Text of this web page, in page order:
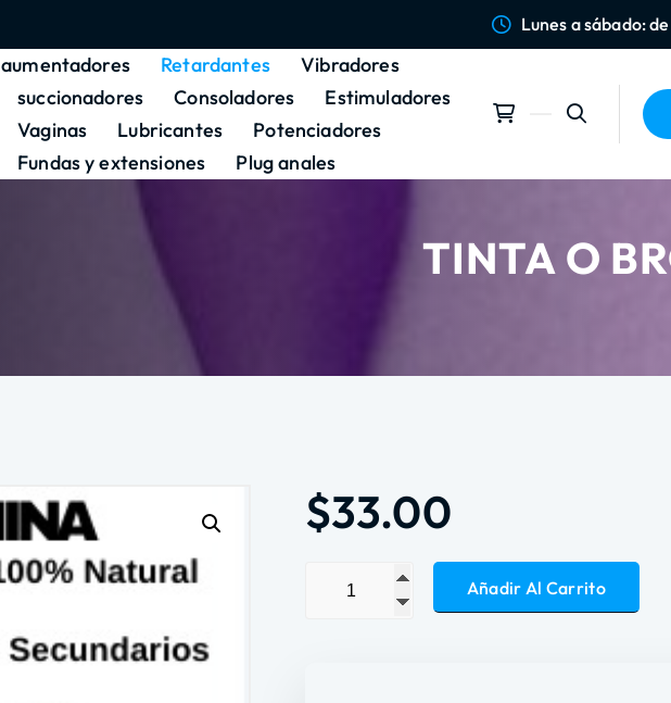
Lunes a sábado:
aumentadores Retardantes
Vibradores
succionadores
Consoladores
Estimuladores
Vaginas
Lubricantes
Potenciadores
Fundas y extensiones
Plug anales
TINTA O
$33.00
Añadir Al Carrito